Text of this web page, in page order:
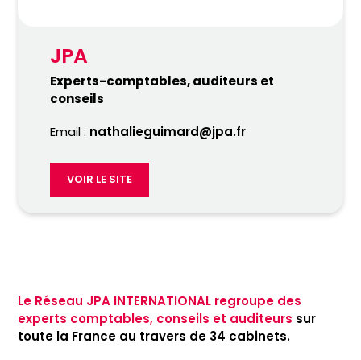
JPA
Experts-comptables, auditeurs et
conseils
Email : nathalieguimard@jpa.fr
VOIR LE SITE
Le Réseau JPA INTERNATIONAL regroupe des
experts comptables, conseils et auditeurs sur
toute la France au travers de 34 cabinets.